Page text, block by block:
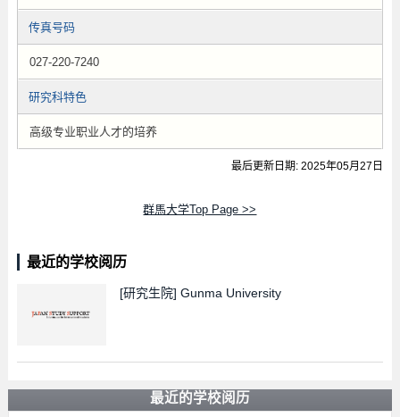
传真号码
027-220-7240
研究科特色
高级专业职业人才的培养
最后更新日期: 2025年05月27日
群馬大学Top Page >>
最近的学校阅历
[研究生院] Gunma University
最近的学校阅历